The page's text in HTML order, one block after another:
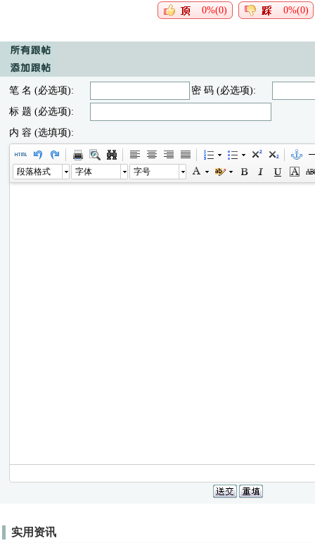
0%(0) 0%(0)
笔 名 (必选项):
密 码 (必选项):
标 题 (必选项):
内 容 (选填项):
段落格式 字体 字号
实用资讯